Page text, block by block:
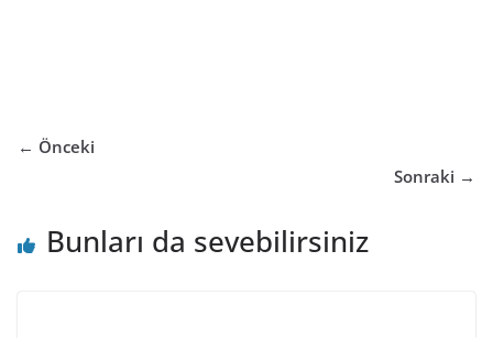
← Önceki
Sonraki →
Bunları da sevebilirsiniz